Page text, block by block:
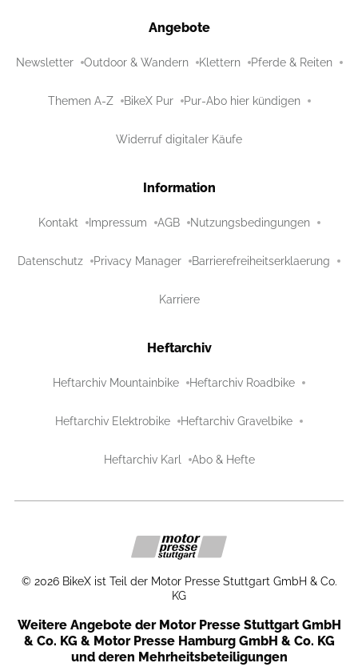
Angebote
Newsletter Outdoor & Wandern Klettern Pferde & Reiten
Themen A-Z BikeX Pur Pur-Abo hier kündigen
Widerruf digitaler Käufe
Information
Kontakt Impressum AGB Nutzungsbedingungen
Datenschutz Privacy Manager Barrierefreiheitserklaerung
Karriere
Heftarchiv
Heftarchiv Mountainbike Heftarchiv Roadbike
Heftarchiv Elektrobike Heftarchiv Gravelbike
Heftarchiv Karl Abo & Hefte
© 2026 BikeX ist Teil der Motor Presse Stuttgart GmbH & Co.
KG
Weitere Angebote der Motor Presse Stuttgart GmbH
& Co. KG & Motor Presse Hamburg GmbH & Co. KG
und deren Mehrheitsbeteiligungen